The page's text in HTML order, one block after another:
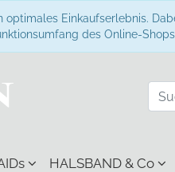
optimales Einkaufserlebnis.
des Online-
HALSBAND & Co